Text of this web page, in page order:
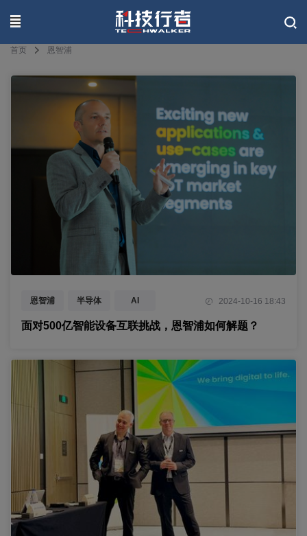
联系我们
首页 恩智浦
恩智浦 半导体 AI 2024-10-16 18:43
面对500亿智能设备互联挑战，恩智浦如何解题？